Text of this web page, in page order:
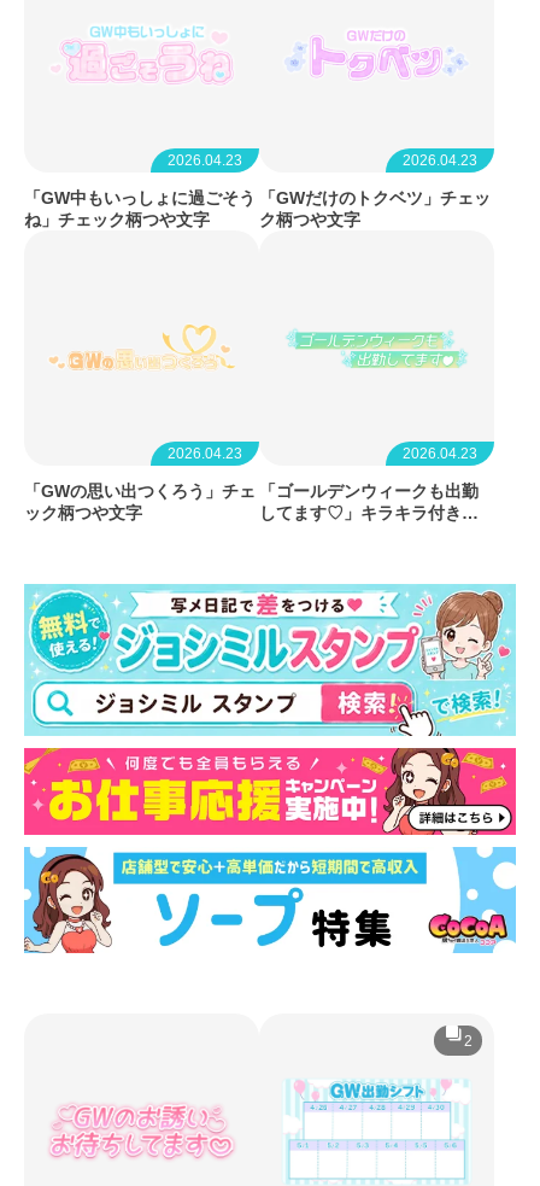
2026.04.23
「GW中もいっしょに過ごそう
ね」チェック柄つや文字
2026.04.23
「GWだけのトクベツ」チェッ
ク柄つや文字
2026.04.23
「GWの思い出つくろう」チェ
ック柄つや文字
2026.04.23
「ゴールデンウィークも出勤
してます♡」キラキラ付きグ
2